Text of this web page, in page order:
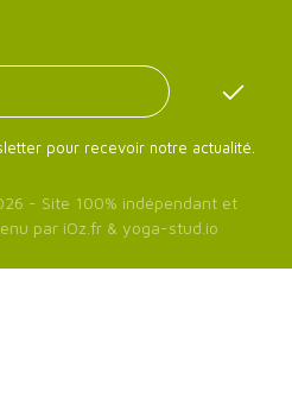
pour recevoir notre actualité.
- Site 100% indépendant et
par iOz.fr & yoga-stud.io